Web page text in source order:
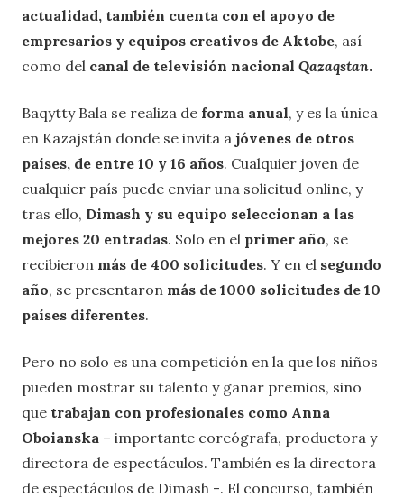
actualidad, también cuenta con el apoyo de
empresarios y equipos creativos de Aktobe, así
como del canal de televisión nacional Qazaqstan.
Baqytty Bala se realiza de forma anual, y es la única
en Kazajstán donde se invita a jóvenes de otros
países, de entre 10 y 16 años. Cualquier joven de
cualquier país puede enviar una solicitud online, y
tras ello, Dimash y su equipo seleccionan a las
mejores 20 entradas. Solo en el primer año, se
recibieron más de 400 solicitudes. Y en el segundo
año, se presentaron más de 1000 solicitudes de 10
países diferentes.
Pero no solo es una competición en la que los niños
pueden mostrar su talento y ganar premios, sino
que trabajan con profesionales como Anna
Oboianska – importante coreógrafa, productora y
directora de espectáculos. También es la directora
de espectáculos de Dimash -. El concurso, también